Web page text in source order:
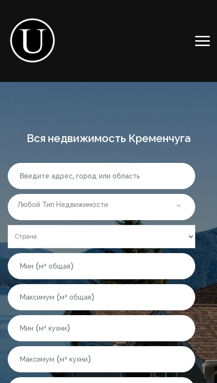
Вся недвижимость Кременчуга
Любой Тип Недвижимости